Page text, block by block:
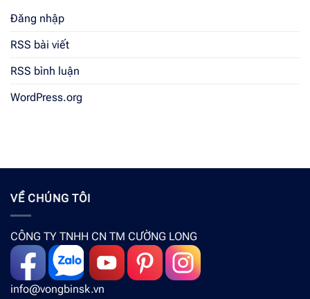
Đăng nhập
RSS bài viết
RSS bình luận
WordPress.org
VỀ CHÚNG TÔI
CÔNG TY TNHH CN TM CƯỜNG LONG
info@vongbinsk.vn